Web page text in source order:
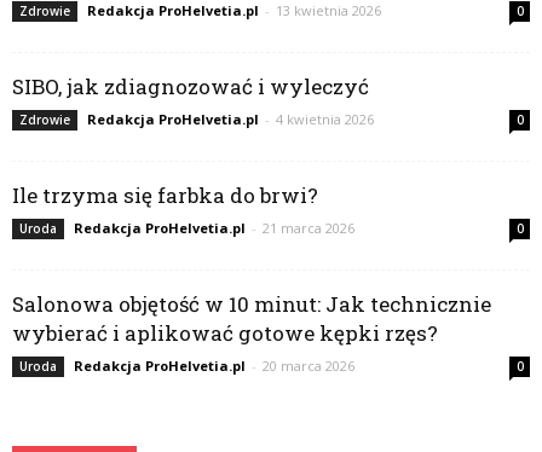
Zdrowie Redakcja ProHelvetia.pl - 13 kwietnia 2026 0
SIBO, jak zdiagnozować i wyleczyć
Zdrowie Redakcja ProHelvetia.pl - 4 kwietnia 2026 0
Ile trzyma się farbka do brwi?
Uroda Redakcja ProHelvetia.pl - 21 marca 2026 0
Salonowa objętość w 10 minut: Jak technicznie
wybierać i aplikować gotowe kępki rzęs?
Uroda Redakcja ProHelvetia.pl - 20 marca 2026 0